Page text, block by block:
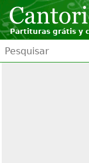
Partituras grátis y